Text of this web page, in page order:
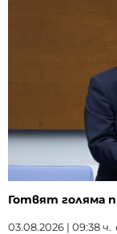
Готвят голяма
03.08.2026 | 09:38 ч.